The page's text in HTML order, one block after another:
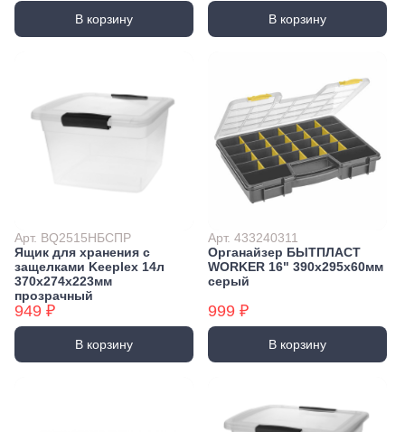
В корзину В корзину
Арт. BQ2515НБСПР
Ящик для хранения с
защелками Keeplex 14л
370х274х223мм
прозрачный
949 ₽
В корзину
Арт. 433240311
Органайзер БЫТПЛАСТ
WORKER 16" 390х295х60мм
серый
999 ₽
В корзину